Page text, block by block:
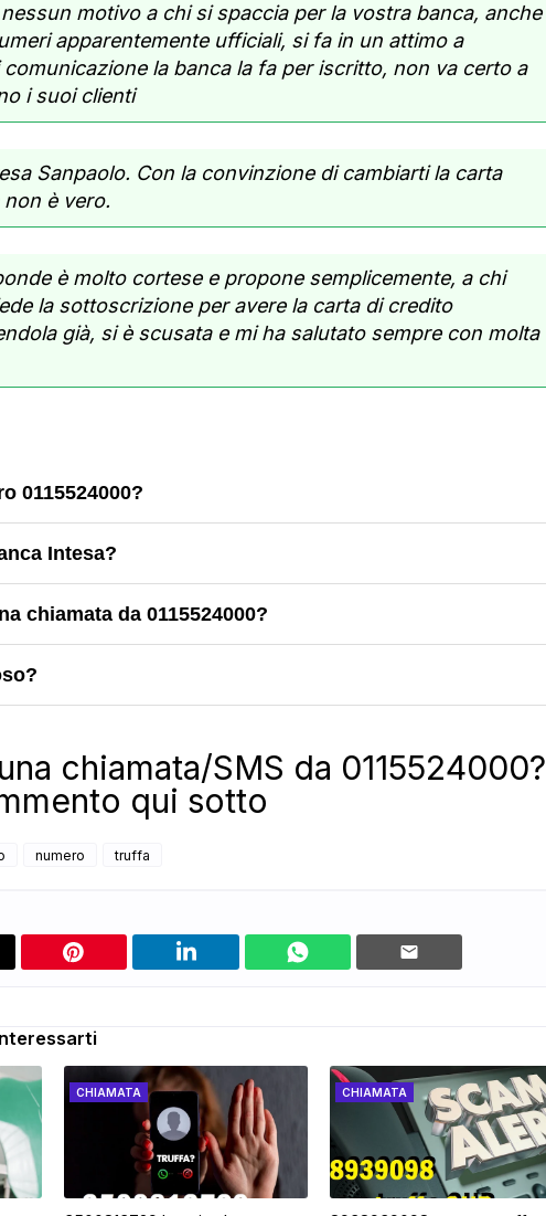
motivo a chi si spaccia per la vostra banca, anche
apparentemente ufficiali, si fa in un attimo a
la banca la fa per iscritto, non va certo a
i suoi clienti
Sanpaolo. Con la convinzione di cambiarti la carta
è vero.
è molto cortese e propone semplicemente, a chi
la sottoscrizione per avere la carta di credito
già, si è scusata e mi ha salutato sempre con molta
0115524000?
Intesa?
chiamata da 0115524000?
chiamata/SMS da 0115524000?
qui sotto
numero truffa
CHIAMATA CHIAMATA